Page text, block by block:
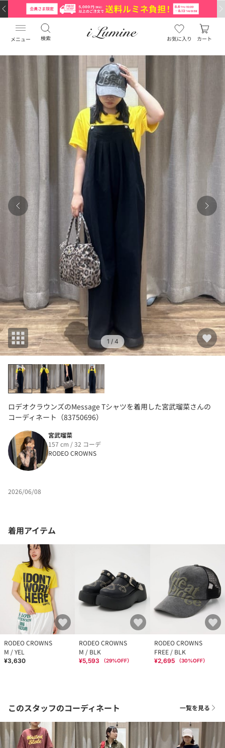
メニュー 検索 お気に入り カート
1 / 4
ロデオクラウンズのMessage Tシャツを着用した宮武瑠菜さんの
コーディネート（83750696）
宮武瑠菜
157 cm / 32 コーデ
RODEO CROWNS
2026/06/08
着用アイテム
RODEO CROWNS
M / YEL
¥3,630
RODEO CROWNS
M / BLK
¥5,593 （29%OFF）
RODEO CROWNS
FREE / BLK
¥2,695 （30%OFF）
このスタッフのコーディネート 一覧を見る